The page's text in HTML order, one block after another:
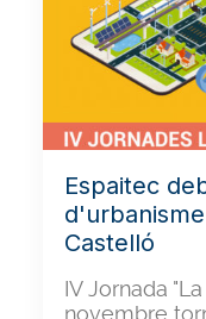
Espaitec
Castelló
IV Jornada
novembre